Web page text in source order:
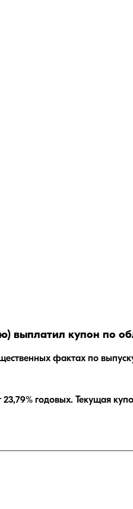
выплатил купон по
фактах по
23,79% годовых. Текущая